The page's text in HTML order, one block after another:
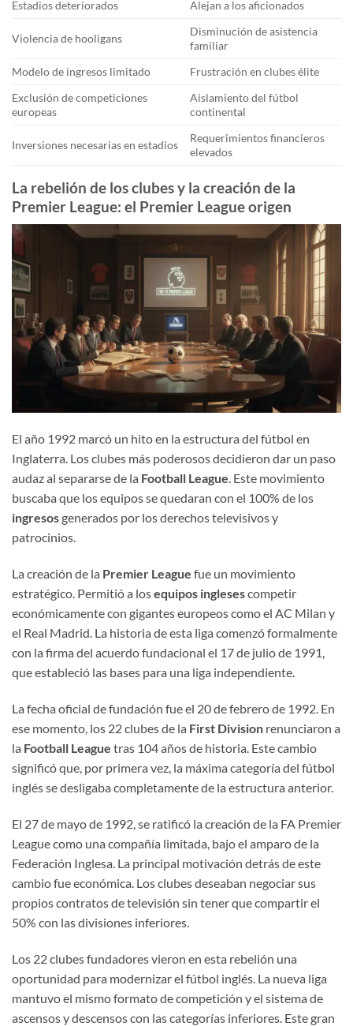
Estadios deteriorados Alejan a los aficionados
Violencia de hooligans
Disminución de asistencia
familiar
Modelo de ingresos limitado
Frustración en clubes élite
Exclusión de competiciones
europeas
Aislamiento del fútbol
continental
Inversiones necesarias en estadios
Requerimientos financieros
elevados
La rebelión de los clubes y la creación de la
Premier League: el Premier League origen
El año 1992 marcó un hito en la estructura del fútbol en
Inglaterra. Los clubes más poderosos decidieron dar un paso
audaz al separarse de la Football League. Este movimiento
buscaba que los equipos se quedaran con el 100% de los
ingresosgenerados por los derechos televisivos y
patrocinios.
La creación de la Premier League fue un movimiento
estratégico. Permitió a losequipos inglesescompetir
económicamente con gigantes europeos como el AC Milan y
el Real Madrid. La historia de esta liga comenzó formalmente
con la firma del acuerdo fundacional el 17 de julio de 1991,
que estableció las bases para una liga independiente.
La fecha oficial de fundación fue el 20 de febrero de 1992. En
ese momento, los 22 clubes de la First Division renunciaron a
la Football League tras 104 años de historia. Este cambio
significó que, por primera vez, la máxima categoría del fútbol
inglés se desligaba completamente de la estructura anterior.
El 27 de mayo de 1992, se ratificó la creación de la FA Premier
League como una compañía limitada, bajo el amparo de la
Federación Inglesa. La principal motivación detrás de este
cambio fue económica. Los clubes deseaban negociar sus
propios contratos de televisión sin tener que compartir el
50% con las divisiones inferiores.
Los 22 clubes fundadores vieron en esta rebelión una
oportunidad para modernizar el fútbol inglés. La nueva liga
mantuvo el mismo formato de competición y el sistema de
ascensos y descensos con las categorías inferiores. Este gran